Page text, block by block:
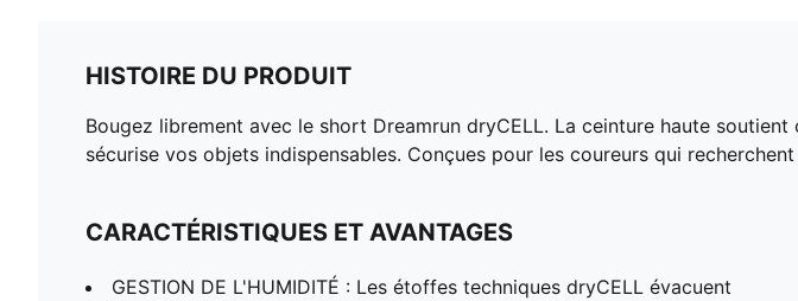
HISTOIRE DU PRODUIT
Bougez librement avec le short Dreamrun dryCELL. La ceinture haute
sécurise vos objets indispensables. Conçues pour les coureurs qui
CARACTÉRISTIQUES ET AVANTAGES
GESTION DE L'HUMIDITÉ : Les étoffes techniques dryCELL évacuent